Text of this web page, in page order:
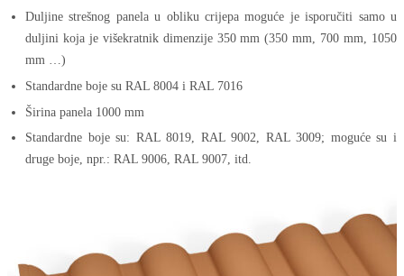
Duljine strešnog panela u obliku crijepa moguće je isporučiti samo u
duljini koja je višekratnik dimenzije 350 mm (350 mm, 700 mm, 1050
mm …)
Standardne boje su RAL 8004 i RAL 7016
Širina panela 1000 mm
Standardne boje su: RAL 8019, RAL 9002, RAL 3009; moguće su i
druge boje, npr.: RAL 9006, RAL 9007, itd.